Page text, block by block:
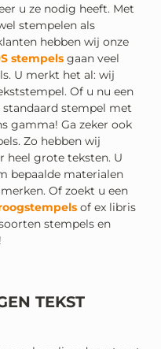
u ze nodig heeft. Met
stempelen als
hebben wij onze
stempels gaan veel
U merkt het al: wij
Of u nu een
stempel met
gamma! Ga zeker ook
Zo hebben wij
heel grote teksten. U
bepaalde materialen
Of zoekt u een
of ex libris
stempels en
TEKST